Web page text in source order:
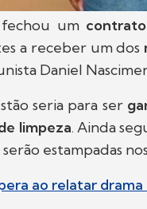
umcontrato
a receber um dos
Daniel
seria para ser
limpeza. Ainda
estampadas
ao relatar